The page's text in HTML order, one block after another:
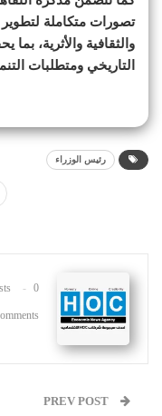
تصورات متكاملة لتطوير
والثقافية والأثرية،
التاريخي ومتطلبات
رئيس الوزراء
0